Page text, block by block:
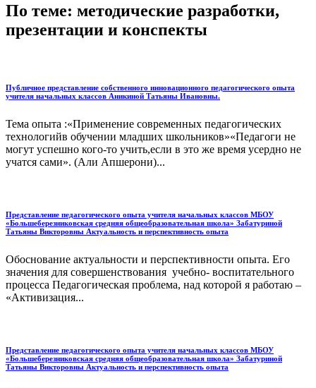
По теме: методические разработки,
презентации и конспекты
Публичное представление собственного инновационного педагогического опыта
учителя начальных классов Аникиной Татьяны Ивановны.
Тема опыта :«Применение современных педагогических
технологийв обучении младших школьников»«Педагоги не
могут успешно кого-то учить,если в это же время усердно не
учатся сами». (Али Апшерони)...
Представление педагогического опыта учителя начальных классов МБОУ
«Большеберезниковская средняя общеобразовательная школа» Забатуриной
Татьяны Викторовны Актуальность и перспективность опыта
Обоснование актуальности и перспективности опыта. Его
значения для совершенствования учебно- воспитательного
процесса Педагогическая проблема, над которой я работаю –
«Активизация...
Представление педагогического опыта учителя начальных классов МБОУ
«Большеберезниковская средняя общеобразовательная школа» Забатуриной
Татьяны Викторовны Актуальность и перспективность опыта